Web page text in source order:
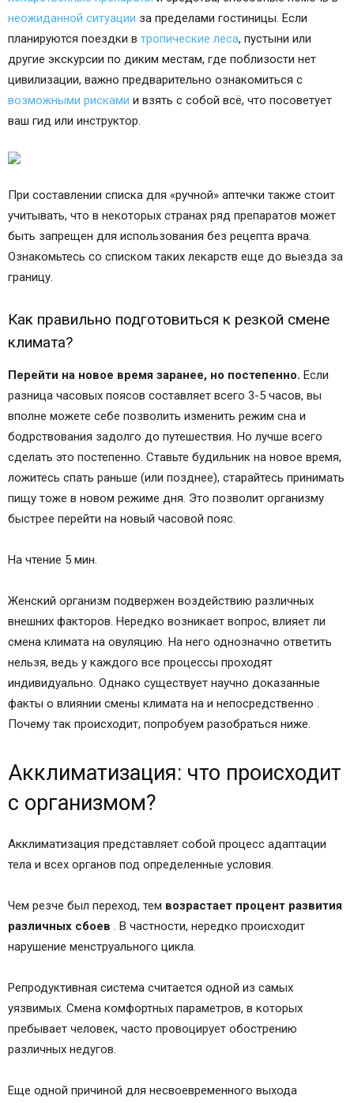
неожиданной ситуации за пределами гостиницы. Если
планируются поездки в тропические леса, пустыни или
другие экскурсии по диким местам, где поблизости нет
цивилизации, важно предварительно ознакомиться с
возможными рисками и взять с собой всё, что посоветует
ваш гид или инструктор.
При составлении списка для «ручной» аптечки также стоит
учитывать, что в некоторых странах ряд препаратов может
быть запрещен для использования без рецепта врача.
Ознакомьтесь со списком таких лекарств еще до выезда за
границу.
Как правильно подготовиться к резкой смене
климата?
Перейти на новое время заранее, но постепенно. Если
разница часовых поясов составляет всего 3-5 часов, вы
вполне можете себе позволить изменить режим сна и
бодрствования задолго до путешествия. Но лучше всего
сделать это постепенно. Ставьте будильник на новое время,
ложитесь спать раньше (или позднее), старайтесь принимать
пищу тоже в новом режиме дня. Это позволит организму
быстрее перейти на новый часовой пояс.
На чтение 5 мин.
Женский организм подвержен воздействию различных
внешних факторов. Нередко возникает вопрос, влияет ли
смена климата на овуляцию. На него однозначно ответить
нельзя, ведь у каждого все процессы проходят
индивидуально. Однако существует научно доказанные
факты о влиянии смены климата на и непосредственно .
Почему так происходит, попробуем разобраться ниже.
Акклиматизация: что происходит
с организмом?
Акклиматизация представляет собой процесс адаптации
тела и всех органов под определенные условия.
Чем резче был переход, тем возрастает процент развития
различных сбоев . В частности, нередко происходит
нарушение менструального цикла.
Репродуктивная система считается одной из самых
уязвимых. Смена комфортных параметров, в которых
пребывает человек, часто провоцирует обострению
различных недугов.
Еще одной причиной для несвоевременного выхода